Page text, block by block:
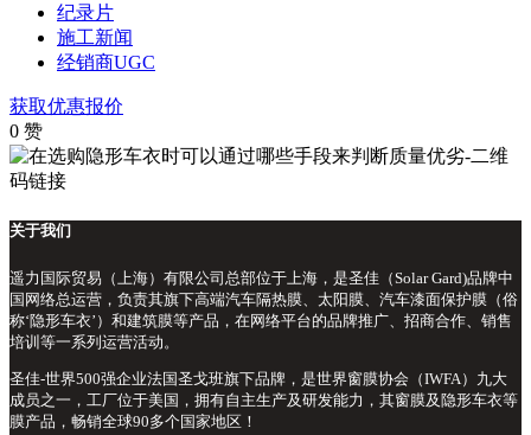
纪录片
施工新闻
经销商UGC
获取优惠报价
0 赞
关于我们
遥力国际贸易（上海）有限公司总部位于上海，是圣佳（Solar Gard)品牌中
国网络总运营，负责其旗下高端汽车隔热膜、太阳膜、汽车漆面保护膜（俗
称‘隐形车衣’）和建筑膜等产品，在网络平台的品牌推广、招商合作、销售
培训等一系列运营活动。
圣佳-世界500强企业法国圣戈班旗下品牌，是世界窗膜协会（IWFA）九大
成员之一，工厂位于美国，拥有自主生产及研发能力，其窗膜及隐形车衣等
膜产品，畅销全球90多个国家地区！